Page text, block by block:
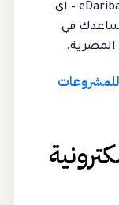
الضريبية الجديدة، وكيف يمكن لمنصة eDariba – اي
في
المصرية.